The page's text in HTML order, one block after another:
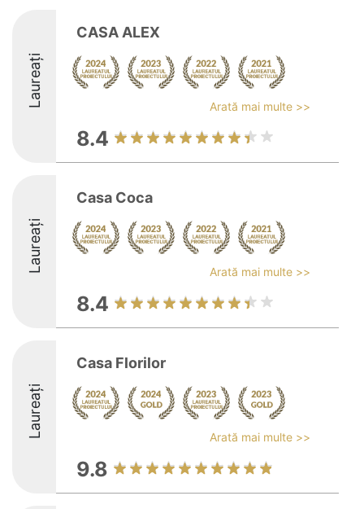
Laureați
CASA ALEX
Arată mai multe >>
8.4
Laureați
Casa Coca
Arată mai multe >>
8.4
Laureați
Casa Florilor
Arată mai multe >>
9.8